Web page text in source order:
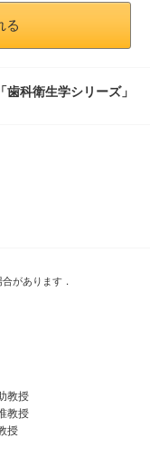
る
科衛生学シリーズ」
があります．
教授
教授
授